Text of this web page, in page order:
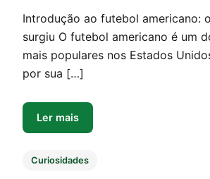
Introdução ao futebol americano:
surgiu O futebol americano é um
mais populares nos Estados
por sua […]
Ler mais
Curiosidades